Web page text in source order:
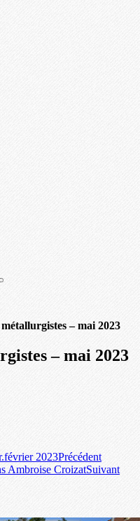
– mai 2023
– mai 2023
2023Précédent
Ambroise CroizatSuivant